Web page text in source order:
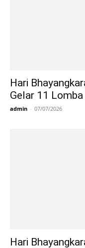
Hari
Gelar 11
admin - 07/07/2026
Hari